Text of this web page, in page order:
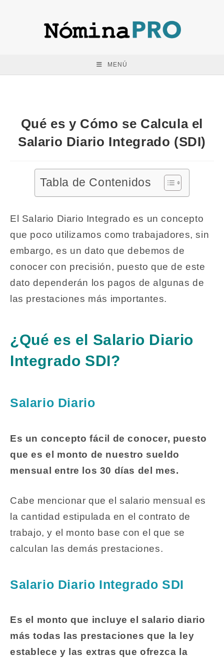
MENÚ
Qué es y Cómo se Calcula el
Salario Diario Integrado (SDI)
Tabla de Contenidos
El Salario Diario Integrado es un concepto
que poco utilizamos como trabajadores, sin
embargo, es un dato que debemos de
conocer con precisión, puesto que de este
dato dependerán los pagos de algunas de
las prestaciones más importantes.
¿Qué es el Salario Diario
Integrado SDI?
Salario Diario
Es un concepto fácil de conocer, puesto
que es el monto de nuestro sueldo
mensual entre los 30 días del mes.
Cabe mencionar que el salario mensual es
la cantidad estipulada en el contrato de
trabajo, y el monto base con el que se
calculan las demás prestaciones.
Salario Diario Integrado SDI
Es el monto que incluye el salario diario
más todas las prestaciones que la ley
establece y las extras que ofrezca la